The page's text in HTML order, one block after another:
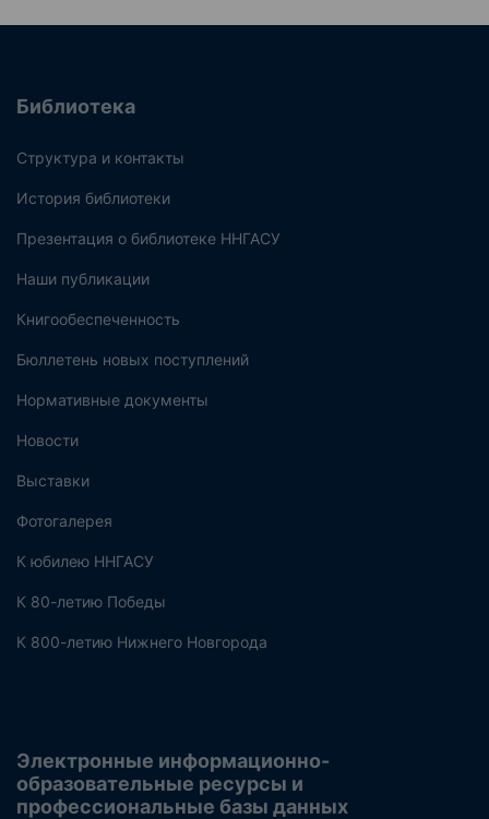
Библиотека
Структура и контакты
История библиотеки
Презентация о библиотеке ННГАСУ
Наши публикации
Книгообеспеченность
Бюллетень новых поступлений
Нормативные документы
Новости
Выставки
Фотогалерея
К юбилею ННГАСУ
К 80-летию Победы
К 800-летию Нижнего Новгорода
Электронные информационно-
образовательные ресурсы и
профессиональные базы данных